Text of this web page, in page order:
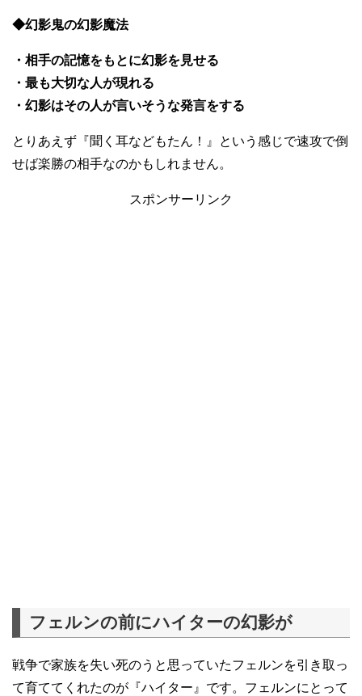
◆幻影鬼の幻影魔法
・相手の記憶をもとに幻影を見せる
・最も大切な人が現れる
・幻影はその人が言いそうな発言をする
とりあえず『聞く耳などもたん！』という感じで速攻で倒
せば楽勝の相手なのかもしれません。
スポンサーリンク
フェルンの前にハイターの幻影が
戦争で家族を失い死のうと思っていたフェルンを引き取っ
て育ててくれたのが『ハイター』です。フェルンにとって